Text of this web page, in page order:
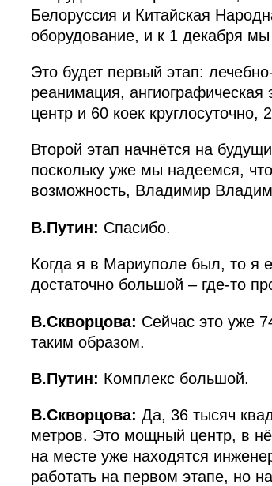
Белоруссия и Китайская
оборудование, и к 1 декабря
Это будет первый этап:
реанимация, ангиографическая
центр и 60 коек круглосуточно,
Второй этап начнётся на
поскольку уже мы надеемся,
возможность, Владимир
В.Путин: Спасибо.
Когда я в Мариуполе был, то я
достаточно большой – где-то
В.Скворцова: Сейчас это уже
таким образом.
В.Путин: Комплекс большой.
В.Скворцова: Да, 36 тысяч
метров. Это мощный центр, в
на месте уже находятся
работать на первом этапе, но